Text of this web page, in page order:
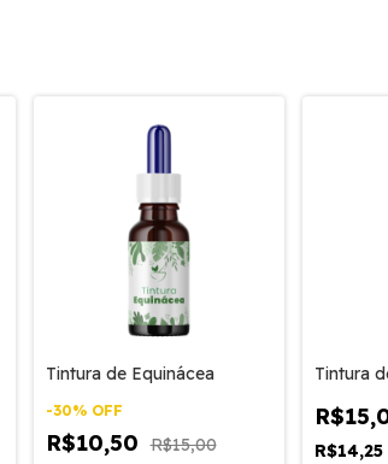
Tintura de Equinácea
-30% OFF
R$10,50 R$15,00
Tintura
R$14,25